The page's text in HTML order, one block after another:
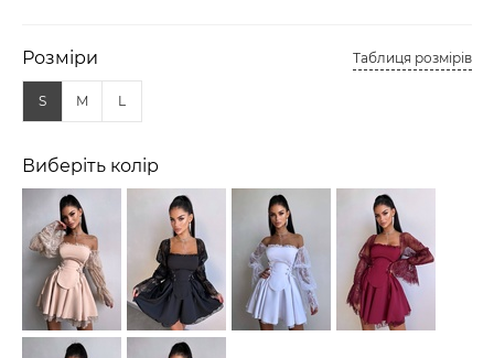
Розміри Таблиця розмірів
S M L
Виберіть колір